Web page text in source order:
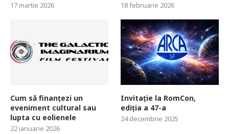
17 martie 2026 18 februarie 2026
Cum să finanțezi un
eveniment cultural sau
lupta cu eolienele
22 ianuarie 2026
Invitație la RomCon,
ediția a 47-a
24 decembrie 2025